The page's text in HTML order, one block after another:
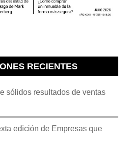
RECIENTES
sólidos resultados de ventas
edición de Empresas que